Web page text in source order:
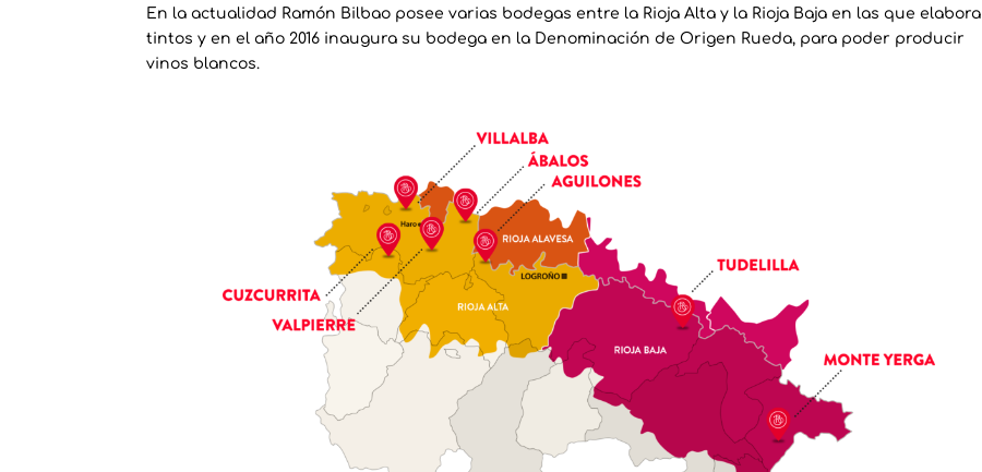
En la actualidad Ramón Bilbao posee varias bodegas entre la Rioja Alta y la Rioja Baja en las que elabora
tintos y en el año 2016 inaugura su bodega en la Denominación de Origen Rueda, para poder producir
vinos blancos.